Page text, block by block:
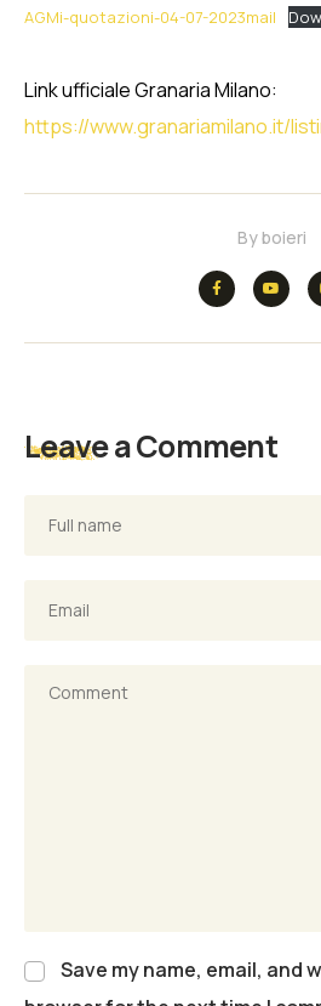
AGMi-quotazioni-04-07-2023mail
Link ufficiale Granaria Milano:
https://www.granariamilano.it/
Byboieri
Leave a Comment
Save my name, email, and